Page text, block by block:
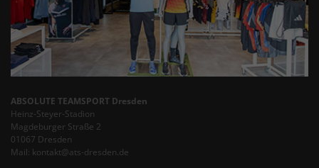
ABSOLUTE TEAMSPORT Dresden
Heinz-Steyer-Stadion
Magdeburger Straße 2
01067 Dresden
Mail: kontakt@ats-dresden.de